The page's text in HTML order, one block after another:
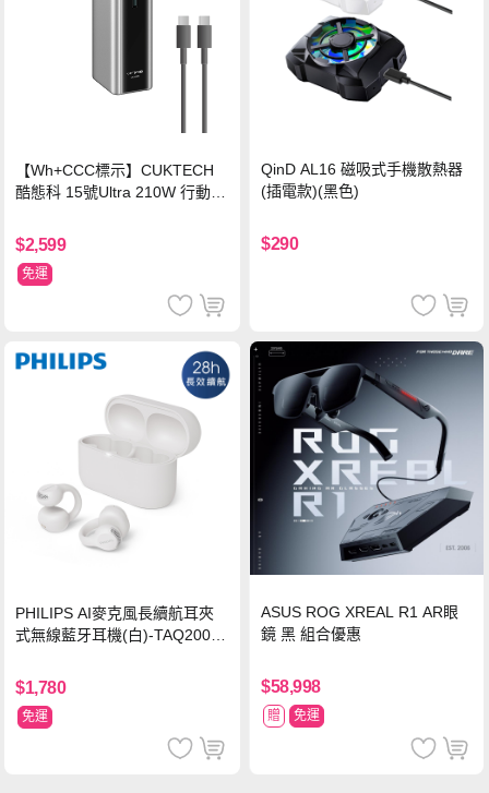
【Wh+CCC標示】CUKTECH
酷態科 15號Ultra 210W 行動電
$2,599
免運
QinD AL16 磁吸式手機散熱器
(插電款)(黑色)
$290
PHILIPS AI麥克風長續航耳夾
式無線藍牙耳機(白)-TAQ2000
$1,780
免運
ASUS ROG XREAL R1 AR眼
鏡 黑 組合優惠
$58,998
贈 免運